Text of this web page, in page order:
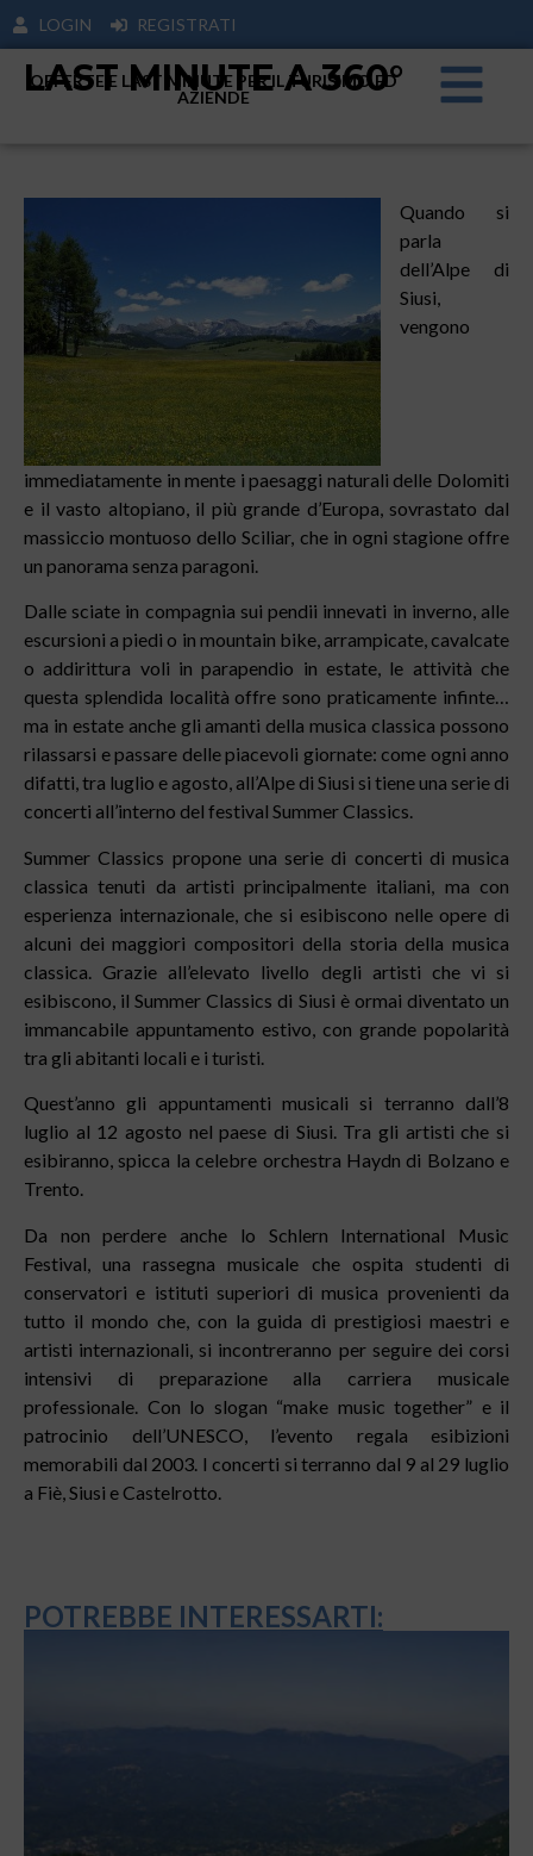
LOGIN REGISTRATI
LAST MINUTE A 360°
OFFERTE E LAST MINUTE PER IL TURISIMO ED
AZIENDE
Quando si
parla
dell’Alpe di
Siusi,
vengono
immediatamente in mente i paesaggi naturali delle Dolomiti
e il vasto altopiano, il più grande d’Europa, sovrastato dal
massiccio montuoso dello Sciliar, che in ogni stagione offre
un panorama senza paragoni.
Dalle sciate in compagnia sui pendii innevati in inverno, alle
escursioni a piedi o in mountain bike, arrampicate, cavalcate
o addirittura voli in parapendio in estate, le attività che
questa splendida località offre sono praticamente infinte…
ma in estate anche gli amanti della musica classica possono
rilassarsi e passare delle piacevoli giornate: come ogni anno
difatti, tra luglio e agosto, all’Alpe di Siusi si tiene una serie di
concerti all’interno del festival Summer Classics.
Summer Classics propone una serie di concerti di musica
classica tenuti da artisti principalmente italiani, ma con
esperienza internazionale, che si esibiscono nelle opere di
alcuni dei maggiori compositori della storia della musica
classica. Grazie all’elevato livello degli artisti che vi si
esibiscono, il Summer Classics di Siusi è ormai diventato un
immancabile appuntamento estivo, con grande popolarità
tra gli abitanti locali e i turisti.
Quest’anno gli appuntamenti musicali si terranno dall’8
luglio al 12 agosto nel paese di Siusi. Tra gli artisti che si
esibiranno, spicca la celebre orchestra Haydn di Bolzano e
Trento.
Da non perdere anche lo Schlern International Music
Festival, una rassegna musicale che ospita studenti di
conservatori e istituti superiori di musica provenienti da
tutto il mondo che, con la guida di prestigiosi maestri e
artisti internazionali, si incontreranno per seguire dei corsi
intensivi di preparazione alla carriera musicale
professionale. Con lo slogan “make music together” e il
patrocinio dell’UNESCO, l’evento regala esibizioni
memorabili dal 2003. I concerti si terranno dal 9 al 29 luglio
a Fiè, Siusi e Castelrotto.
POTREBBE INTERESSARTI: